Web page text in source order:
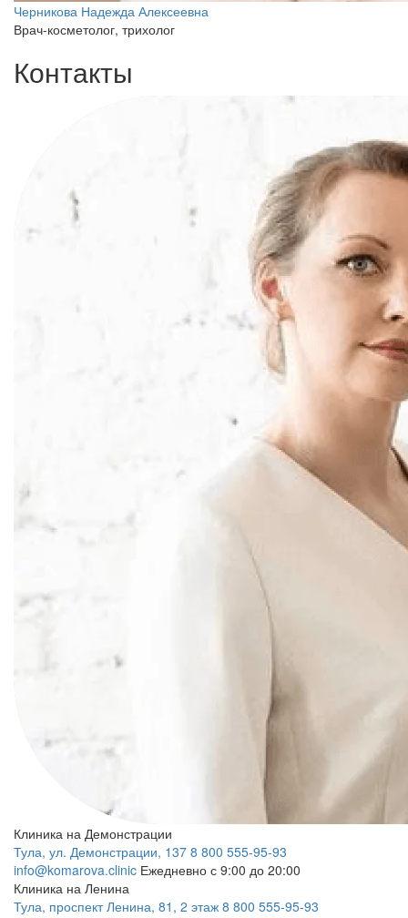
Черникова Надежда Алексеевна
Врач-косметолог, трихолог
Контакты
Клиника на Демонстрации
Тула, ул. Демонстрации, 137 8 800 555-95-93
info@komarova.clinic Ежедневно с 9:00 до 20:00
Клиника на Ленина
Тула, проспект Ленина, 81, 2 этаж 8 800 555-95-93